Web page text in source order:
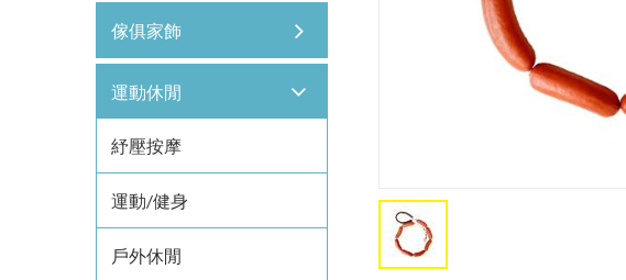
傢俱家飾
運動休閒
紓壓按摩
運動/健身
戶外休閒